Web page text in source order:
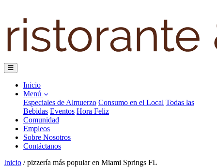
Inicio
Menú
Especiales de Almuerzo Consumo en el Local Todas las
Bebidas Eventos Hora Feliz
Comunidad
Empleos
Sobre Nosotros
Contáctanos
Inicio / pizzería más popular en Miami Springs FL